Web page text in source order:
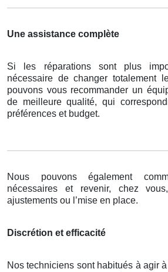
Une assistance complète
Si les réparations sont plus
nécessaire de changer totalement
pouvons vous recommander un
de meilleure qualité, qui
préférences et budget.
Nous pouvons également
nécessaires et revenir, chez
ajustements ou l’mise en place.
Discrétion et efficacité
Nos techniciens sont habitués à agir